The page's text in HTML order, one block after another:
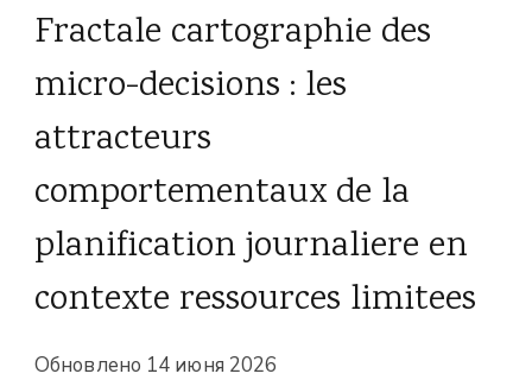
Fractale cartographie des
micro-decisions : les
attracteurs
comportementaux de la
planification journaliere en
contexte ressources limitees
Обновлено 14 июня 2026